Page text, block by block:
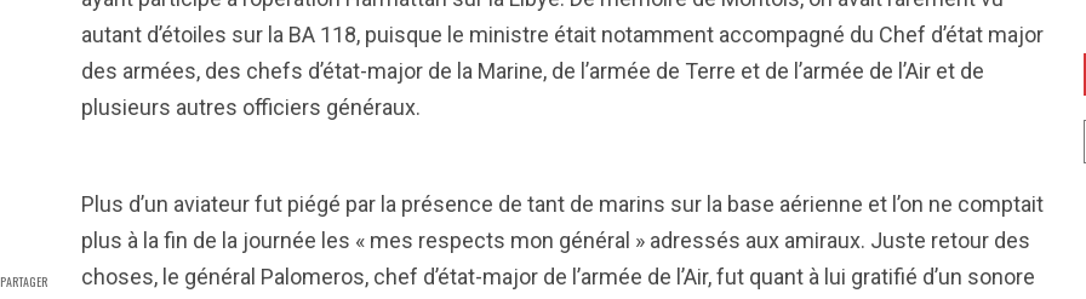
PARTAGER
autant d’étoiles sur la BA 118, puisque le ministre était notamment accompagné du Chef d’état major
des armées, des chefs d’état-major de la Marine, de l’armée de Terre et de l’armée de l’Air et de
plusieurs autres officiers généraux.
Plus d’un aviateur fut piégé par la présence de tant de marins sur la base aérienne et l’on ne comptait
plus à la fin de la journée les « mes respects mon général » adressés aux amiraux. Juste retour des
choses, le général Palomeros, chef d’état-major de l’armée de l’Air, fut quant à lui gratifié d’un sonore